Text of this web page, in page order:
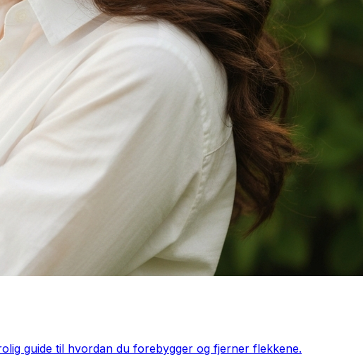
guide til hvordan du forebygger og fjerner flekkene.